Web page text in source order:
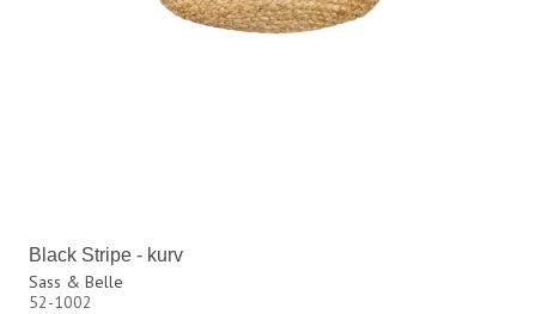
Black Stripe - kurv
Sass & Belle
52-1002